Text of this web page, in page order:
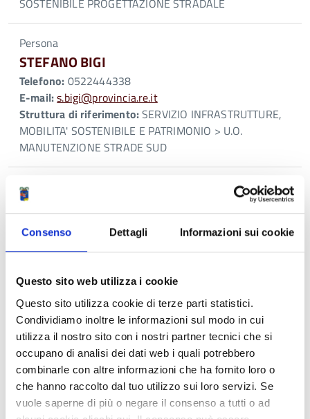
Consenso Dettagli Informazioni sui cookie
Questo sito web utilizza i cookie
Questo sito utilizza cookie di terze parti statistici.
Condividiamo inoltre le informazioni sul modo in cui
utilizza il nostro sito con i nostri partner tecnici che si
occupano di analisi dei dati web i quali potrebbero
combinarle con altre informazioni che ha fornito loro o
che hanno raccolto dal tuo utilizzo sui loro servizi. Se
vuole saperne di più o negare il consenso a tutti o ad
SOSTENIBILE PROGETTAZIONE STRADALE
Persona
STEFANO BIGI
Telefono: 0522444338
E-mail:s.bigi@provincia.re.it
Struttura di riferimento:SERVIZIO INFRASTRUTTURE,
MOBILITA' SOSTENIBILE E PATRIMONIO > U.O.
MANUTENZIONE STRADE SUD
Persona
PAOLA BONORI
Telefono:
0522444334
E-mail: p.bonori@provincia.re.it
Struttura di riferimento:SERVIZIO INFRASTRUTTURE,
MOBILITA' SOSTENIBILE E PATRIMONIO > U.O.
CONTENZIOSO E TRASPORTI
Persona
ALICE BOTTI
Telefono:0522444321
E-mail:a.botti@provincia.re.it
Struttura di riferimento:SERVIZIO INFRASTRUTTURE,